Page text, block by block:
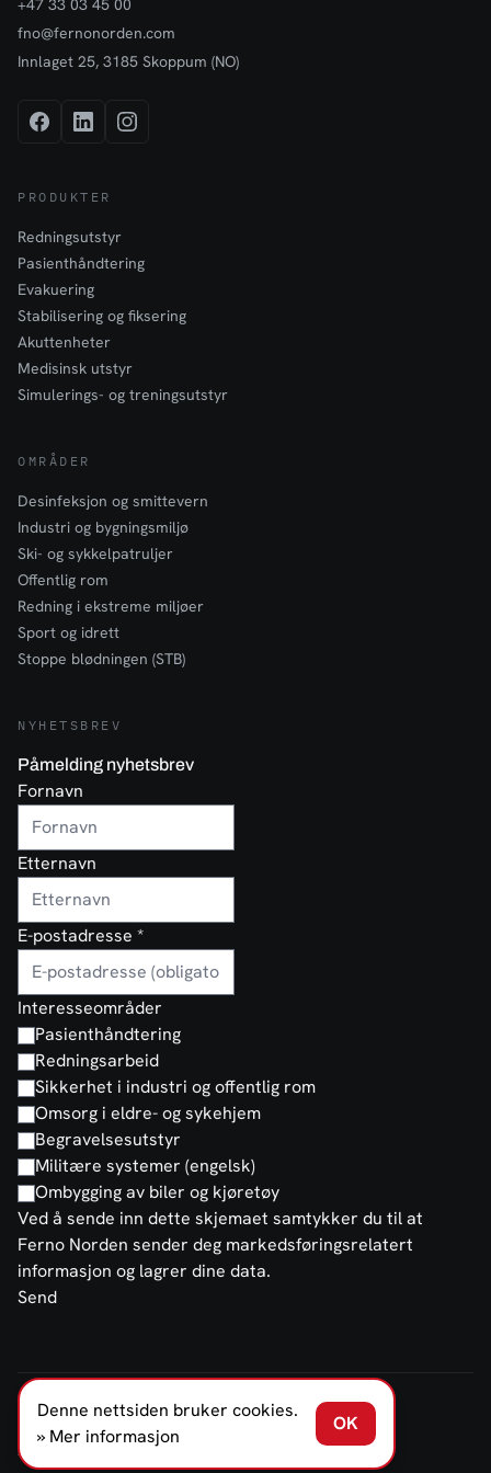
+47 33 03 45 00
fno@fernonorden.com
Innlaget 25, 3185 Skoppum (NO)
PRODUKTER
Redningsutstyr
Pasienthåndtering
Evakuering
Stabilisering og fiksering
Akuttenheter
Medisinsk utstyr
Simulerings- og treningsutstyr
OMRÅDER
Desinfeksjon og smittevern
Industri og bygningsmiljø
Ski- og sykkelpatruljer
Offentlig rom
Redning i ekstreme miljøer
Sport og idrett
Stoppe blødningen (STB)
NYHETSBREV
Påmelding nyhetsbrev
Fornavn
Etternavn
E-postadresse *
Interesseområder
Pasienthåndtering
Redningsarbeid
Sikkerhet i industri og offentlig rom
Omsorg i eldre- og sykehjem
Begravelsesutstyr
Militære systemer (engelsk)
Ombygging av biler og kjøretøy
Ved å sende inn dette skjemaet samtykker du til at
Ferno Norden sender deg markedsføringsrelatert
informasjon og lagrer dine data.
Send
FERNO NORDEN NORGE AS © 2026
Salgs- og leveringsbetingelser
Personvernerklæring
Åpenhetsloven
Denne nettsiden bruker cookies.
» Mer informasjon
OK